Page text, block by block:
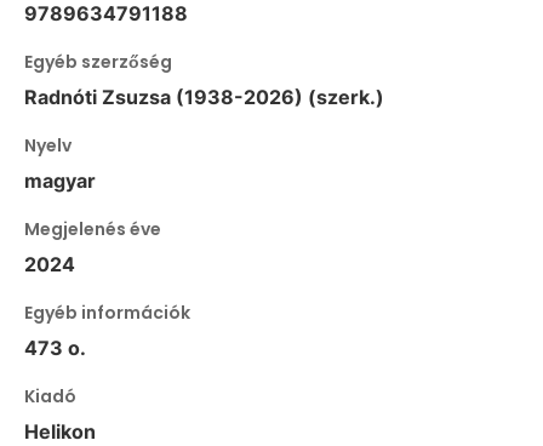
9789634791188
Egyéb szerzőség
Radnóti Zsuzsa (1938-2026) (szerk.)
Nyelv
magyar
Megjelenés éve
2024
Egyéb információk
473 o.
Kiadó
Helikon